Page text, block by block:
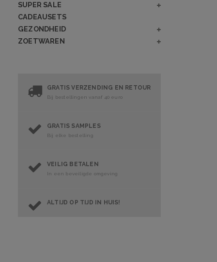
SUPER SALE
CADEAUSETS
GEZONDHEID
ZOETWAREN
GRATIS VERZENDING EN RETOUR
Bij bestellingen vanaf 40 euro
GRATIS SAMPLES
Bij elke bestelling
VEILIG BETALEN
In een beveiligde omgeving
ALTIJD OP TIJD IN HUIS!